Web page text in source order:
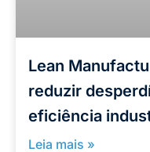
Lean
reduzir
eficiência
Leia mais »